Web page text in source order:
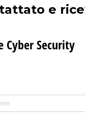
e
Cyber Security